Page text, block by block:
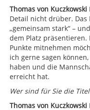
Thomas von Kuczkowski
Detail nicht drüber.
„gemeinsam stark“ –
dem Platz präsentieren.
Punkte mitnehmen
ich gerne sagen
haben und die
erreicht hat.
Wer sind für Sie die
Thomas von Kuczkowski